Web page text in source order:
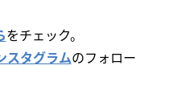
をチェック。
スタグラムのフォロー